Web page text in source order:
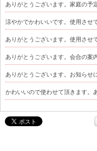
ありがとうございます。家庭の予
涼やかでかわいいです。使用させ
ありがとうございます。使用させ
ありがとうございます。会合の案
ありがとうございます。お知らせ
かわいいので使わせて頂きます。